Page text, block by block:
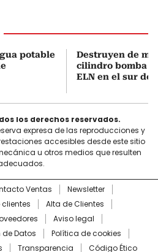
potable
Destruyen de
cilindro bomba
ELN en el sur de
los derechos reservados.
expresa de las reproducciones y
accesibles desde este sitio
u otros medios que resulten
Ventas
Newsletter
Alta de Clientes
Aviso legal
de Datos
Política de cookies
Transparencia Código Ético